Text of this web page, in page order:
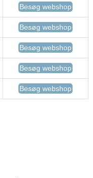
Besøg webshop
Besøg webshop
Besøg webshop
Besøg webshop
Besøg webshop